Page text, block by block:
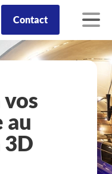
Contact
au
3D